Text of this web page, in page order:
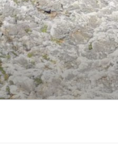
Zum
Inhalt
springen